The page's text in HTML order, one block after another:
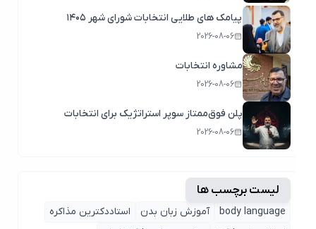
پیامک های طلایی انتخابات شورای شهر ۱۴۰۵
2026-08-06
مشاوره انتخابات
2026-08-06
پلن فوق‌ممتاز سوپر استراتژیک برای انتخابات
2026-08-06
لیست برچسب ها
body language آموزش زبان بدن
استاددکترین مذاکره